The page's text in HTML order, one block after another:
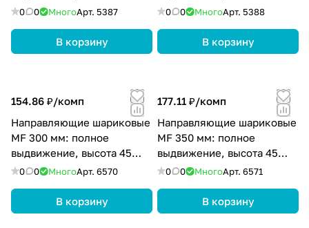
мм, цвет цинк
0 0 МногоАрт. 5387
В корзину
мм, цвет цинк
0 0 МногоАрт. 5388
В корзину
154.86 ₽/комп
Направляющие шариковые
MF 300 мм: полное
выдвижение, высота 45
мм, цвет цинк
0 0 МногоАрт. 6570
В корзину
177.11 ₽/комп
Направляющие шариковые
MF 350 мм: полное
выдвижение, высота 45
мм, цвет цинк
0 0 МногоАрт. 6571
В корзину